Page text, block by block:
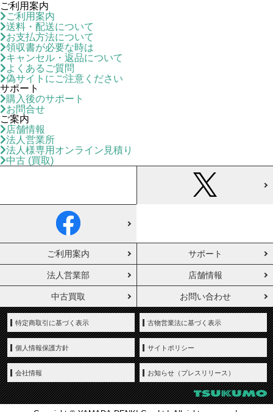
ご利用案内
ご利用案内
送料・配送について
お支払方法について
領収書が必要な時は
キャンセル・返品について
よくあるご質問
偽サイトにご注意ください
サポート
購入後のサポート
お問合せ
ご案内
店舗情報
法人営業所
法人様専用オンライン見積り
中古 (買取)
ご利用案内 サポート
法人営業部 店舗情報
中古買取 お問い合わせ
特定商取引に基づく表示 古物営業法に基づく表示
個人情報保護方針 サイトポリシー
会社情報 お知らせ（プレスリリース）